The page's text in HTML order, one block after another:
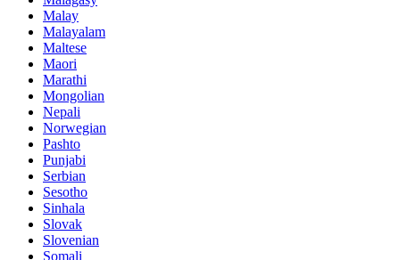
Malay
Malayalam
Maltese
Maori
Marathi
Mongolian
Nepali
Norwegian
Pashto
Punjabi
Serbian
Sesotho
Sinhala
Slovak
Slovenian
Somali